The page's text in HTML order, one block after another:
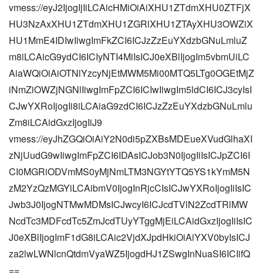
vmess://eyJ2IjogIjIiLCAicHMiOiAiXHU1ZTdmXHU0ZTFjX
HU3NzAxXHU1ZTdmXHU1ZGRlXHU1ZTAyXHU3OWZiX
HU1MmE4IDIwIiwgImFkZCI6ICJzZzEuYXdzbGNuLmluZ
m8iLCAicG9ydCI6ICIyNTI4MiIsICJ0eXBlIjogIm5vbmUiLC
AiaWQiOiAiOTNlYzcyNjEtMWM5Mi00MTQ5LTg0OGEtMjZ
iNmZiOWZjNGNlIiwgImFpZCI6ICIwIiwgIm5ldCI6ICJ3cyIsI
CJwYXRoIjogIi8iLCAiaG9zdCI6ICJzZzEuYXdzbGNuLmlu
Zm8iLCAidGxzIjogIiJ9
vmess://eyJhZGQiOiAiY2N0di5pZXBsMDEueXVudGlhaXI
zNjUudG9wIiwgImFpZCI6IDAsICJob3N0IjogIiIsICJpZCI6I
CI0MGRiODVmMS0yMjNmLTM3NGYtYTQ5YS1kYmM5N
zM2YzQzMGYiLCAibmV0IjogInRjcCIsICJwYXRoIjogIiIsIC
Jwb3J0IjogNTMwMDMsICJwcyI6ICJcdTVlN2ZcdTRlMW
NcdTc3MDFcdTc5ZmJcdTUyYTggMjEiLCAidGxzIjogIiIsIC
J0eXBlIjogImF1dG8iLCAic2VjdXJpdHkiOiAiYXV0byIsICJ
za2lwLWNlcnQtdmVyaWZ5IjogdHJ1ZSwgInNuaSI6ICIifQ
==